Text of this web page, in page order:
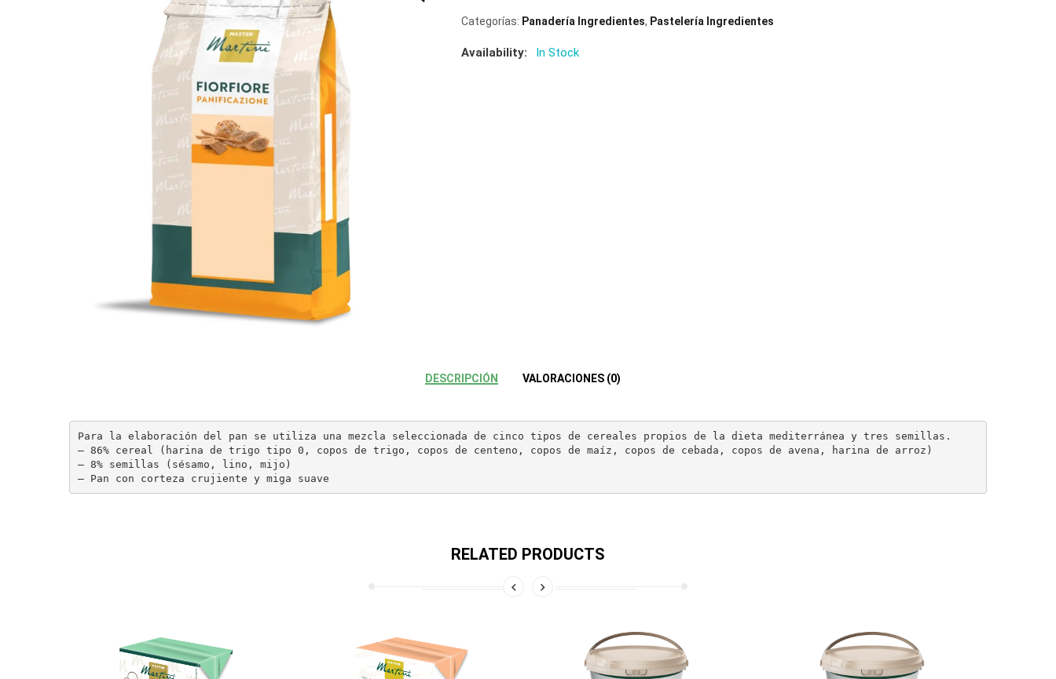
Categorías: Panadería Ingredientes, Pastelería Ingredientes
Availability: In Stock
DESCRIPCIÓN VALORACIONES (0)
Para la elaboración del pan se utiliza una mezcla seleccionada de cinco tipos de cereales propios de la dieta mediterránea y tres semillas.
– 86% cereal (harina de trigo tipo 0, copos de trigo, copos de centeno, copos de maíz, copos de cebada, copos de avena, harina de arroz)
– 8% semillas (sésamo, lino, mijo)
– Pan con corteza crujiente y miga suave
RELATED PRODUCTS